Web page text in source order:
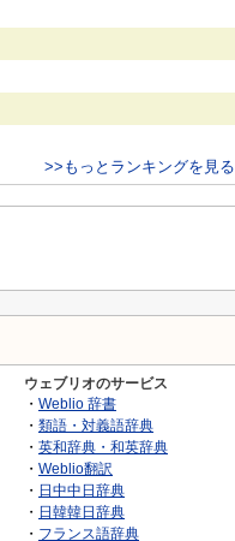
>>もっとランキングを見る
ウェブリオのサービス
・ Weblio 辞書
・ 類語・対義語辞典
・ 英和辞典・和英辞典
・ Weblio翻訳
・ 日中中日辞典
・ 日韓韓日辞典
・ フランス語辞典